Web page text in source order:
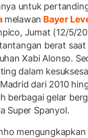
untuk
melawan Bayer
Jumat (12/5/
berat saat
Xabi Alonso.
dalam
dari 2010
berbagai gelar
Super Spanyol.
mengungkapkan